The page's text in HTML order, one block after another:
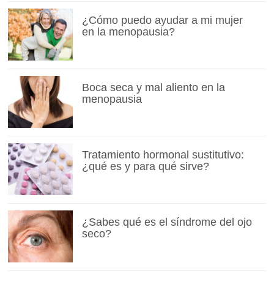
¿Cómo puedo ayudar a mi mujer
en la menopausia?
Boca seca y mal aliento en la
menopausia
Tratamiento hormonal sustitutivo:
¿qué es y para qué sirve?
¿Sabes qué es el síndrome del ojo
seco?